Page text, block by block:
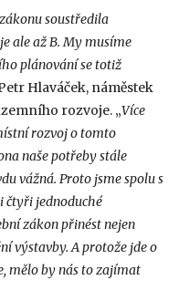
soustředila
ale až B. My musíme
plánování se totiž
Hlaváček, náměstek
rozvoje. „Více
rozvoj o tomto
naše potřeby stále
vážná. Proto jsme spolu s
čtyři jednoduché
zákon přinést nejen
výstavby. A protože jde o
mělo by nás to zajímat